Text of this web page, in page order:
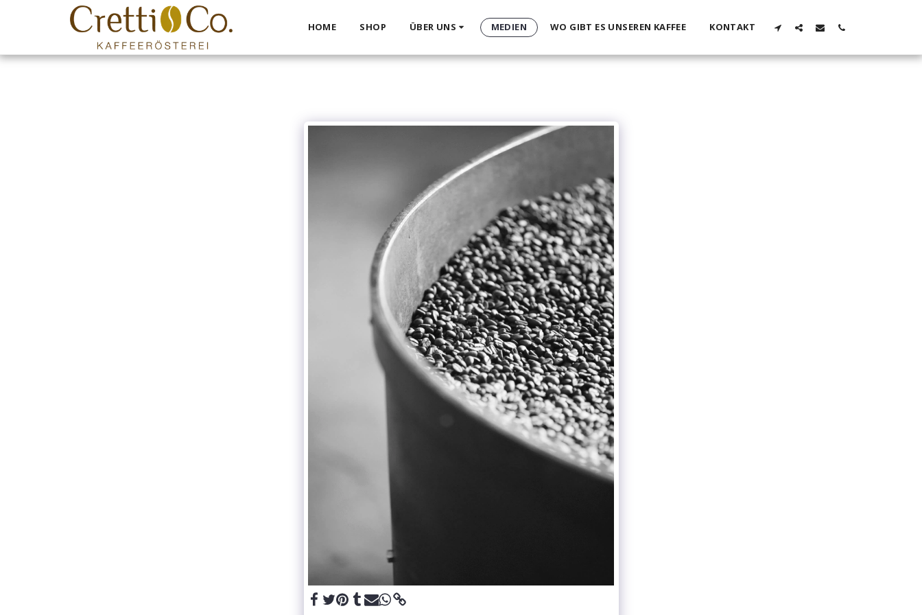
HOME SHOP ÜBER UNS MEDIEN WO GIBT ES UNSEREN KAFFEE KONTAKT